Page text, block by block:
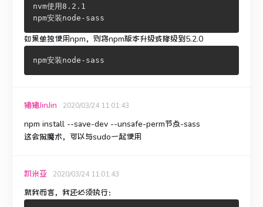
nvm使用8.2.1
npm安装node-sass
如果单独使用npm，则将npm版本升级或降级到5.2.0
猪猪JinJin 2020/03/24 11:01:43
npm install --save-dev --unsafe-perm节点-sass
这会做魔术，可以与sudo一起使用
凯米亚 2020/03/24 11:01:43
就我而言，我还必须执行：